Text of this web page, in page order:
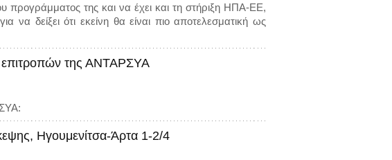
της και να έχει και τη στήριξη ΗΠΑ-ΕΕ,
να δείξει ότι εκείνη θα είναι πιο αποτελεσματική ως
επιτροπών της ΑΝΤΑΡΣΥΑ
Ηγουμενίτσα-Άρτα 1-2/4